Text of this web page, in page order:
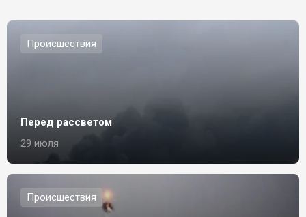
Происшествия
Перед рассветом
29 июля
Происшествия